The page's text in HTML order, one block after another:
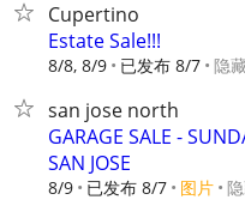
Cupertino
Estate Sale!!!
8/8, 8/9 已发布 8/7 隐
san jose north
GARAGE SALE -
SAN JOSE
8/9 已发布 8/7 图片